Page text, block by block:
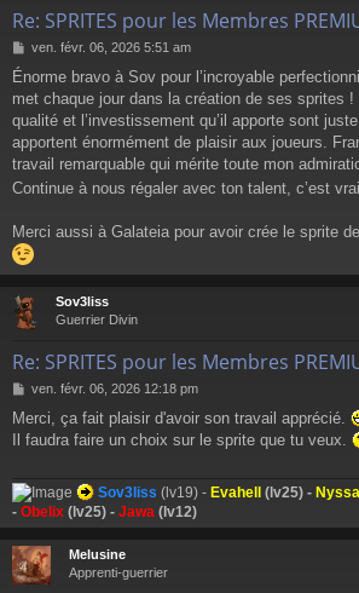
Re: SPRITES pour les Membres
M
s
s
a
g
e
ven. févr. 06, 2026 5:51 am
Énorme bravo à Sov pour l’incroyable
met chaque jour dans la création de ses sprites
qualité et l’investissement qu’il apporte sont
apportent énormément de plaisir aux joueurs.
travail remarquable qui mérite toute mon
Continue à nous régaler avec ton talent, c’est
Merci aussi à Galateia pour avoir crée le sprite
Sov3liss
Guerrier Divin
Re: SPRITES pour les Membres
M
s
s
e
ven. févr. 06, 2026 12:18 pm
Merci, ça fait plaisir d'avoir son travail apprécié.
Il faudra faire un choix sur le sprite que tu veux.
Sov3liss (lv19) - Evahell (lv25) - Nyssa
- Obelix (lv25) - Jawa (lv12)
Melusine
Apprenti-guerrier